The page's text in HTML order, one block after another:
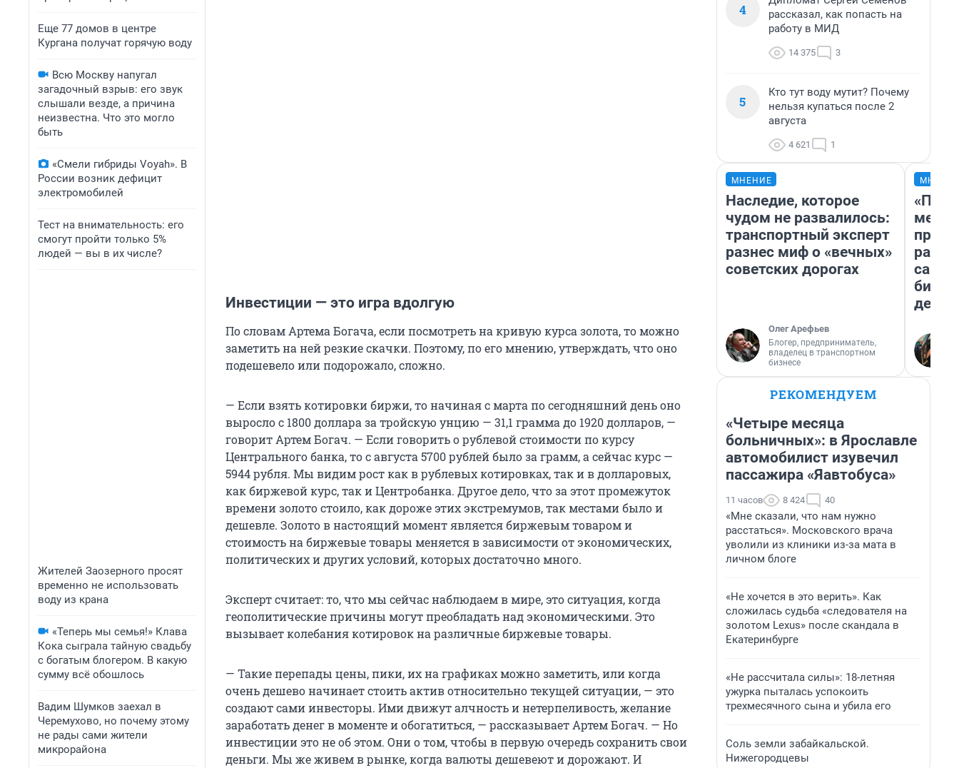
Еще 77 домов в центре
Кургана получат горячую воду
Всю Москву напугал
загадочный взрыв: его звук
слышали везде, а причина
неизвестна. Что это могло
быть
«Смели гибриды Voyah». В
России возник дефицит
электромобилей
Тест на внимательность: его
смогут пройти только 5%
людей — вы в их числе?
Жителей Заозерного просят
временно не использовать
воду из крана
«Теперь мы семья!» Клава
Кока сыграла тайную свадьбу
с богатым блогером. В какую
сумму всё обошлось
Вадим Шумков заехал в
Черемухово, но почему этому
не рады сами жители
микрорайона
Инвестиции — это игра вдолгую
По словам Артема Богача, если посмотреть на кривую курса золота, то можно
заметить на ней резкие скачки. Поэтому, по его мнению, утверждать, что оно
подешевело или подорожало, сложно.
— Если взять котировки биржи, то начиная с марта по сегодняшний день оно
выросло с 1800 доллара за тройскую унцию — 31,1 грамма до 1920 долларов, —
говорит Артем Богач. — Если говорить о рублевой стоимости по курсу
Центрального банка, то с августа 5700 рублей было за грамм, а сейчас курс —
5944 рубля. Мы видим рост как в рублевых котировках, так и в долларовых,
как биржевой курс, так и Центробанка. Другое дело, что за этот промежуток
времени золото стоило, как дороже этих экстремумов, так местами было и
дешевле. Золото в настоящий момент является биржевым товаром и
стоимость на биржевые товары меняется в зависимости от экономических,
политических и других условий, которых достаточно много.
Эксперт считает: то, что мы сейчас наблюдаем в мире, это ситуация, когда
геополитические причины могут преобладать над экономическими. Это
вызывает колебания котировок на различные биржевые товары.
— Такие перепады цены, пики, их на графиках можно заметить, или когда
очень дешево начинает стоить актив относительно текущей ситуации, — это
создают сами инвесторы. Ими движут алчность и нетерпеливость, желание
заработать денег в моменте и обогатиться, — рассказывает Артем Богач. — Но
инвестиции это не об этом. Они о том, чтобы в первую очередь сохранить свои
деньги. Мы же живем в рынке, когда валюты дешевеют и дорожают. И
4
рассказал, как попасть на
работу в МИД
14 375 3
5
Кто тут воду мутит? Почему
нельзя купаться после 2
августа
4 621 1
МНЕНИЕ
Наследие, которое
чудом не развалилось:
транспортный эксперт
разнес миф о «вечных»
советских дорогах
Олег Арефьев
Блогер, предприниматель,
владелец в транспортном
бизнесе
РЕКОМЕНДУЕМ
«Четыре месяца
больничных»: в Ярославле
автомобилист изувечил
пассажира «Яавтобуса»
11 часов 8 424 40
«Мне сказали, что нам нужно
расстаться». Московского врача
уволили из клиники из-за мата в
личном блоге
«Не хочется в это верить». Как
сложилась судьба «следователя на
золотом Lexus» после скандала в
Екатеринбурге
«Не рассчитала силы»: 18-летняя
ужурка пыталась успокоить
трехмесячного сына и убила его
Соль земли забайкальской.
Нижегородцевы